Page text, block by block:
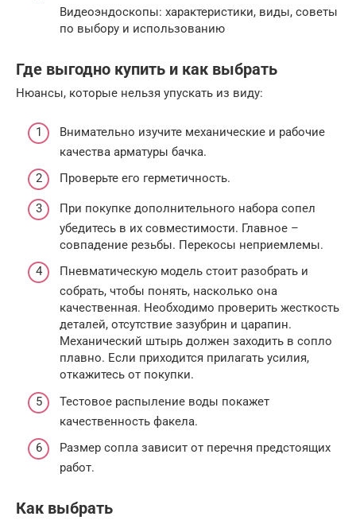
Видеоэндоскопы: характеристики, виды, советы
по выбору и использованию
Где выгодно купить и как выбрать
Нюансы, которые нельзя упускать из виду:
Внимательно изучите механические и рабочие
качества арматуры бачка.
Проверьте его герметичность.
При покупке дополнительного набора сопел
убедитесь в их совместимости. Главное –
совпадение резьбы. Перекосы неприемлемы.
Пневматическую модель стоит разобрать и
собрать, чтобы понять, насколько она
качественная. Необходимо проверить жесткость
деталей, отсутствие зазубрин и царапин.
Механический штырь должен заходить в сопло
плавно. Если приходится прилагать усилия,
откажитесь от покупки.
Тестовое распыление воды покажет
качественность факела.
Размер сопла зависит от перечня предстоящих
работ.
Как выбрать